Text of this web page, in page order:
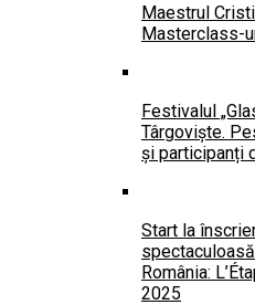
Maestrul
Masterclass-
Festivalul
Târgoviște.
și participanți
Start la
România:
2025